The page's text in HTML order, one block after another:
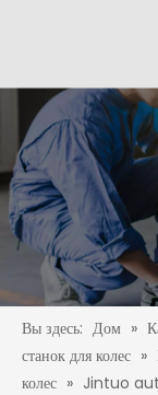
Вы здесь: Дом »
станок для колес »
колес » Jintuo